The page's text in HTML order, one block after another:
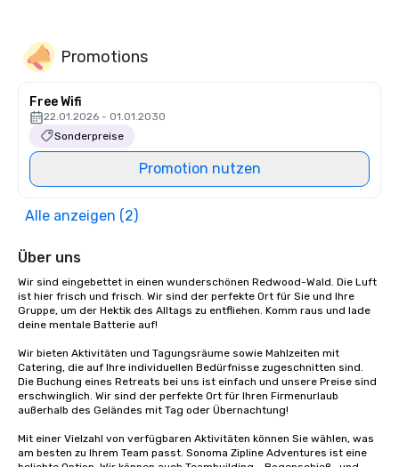
Promotions
Free Wifi
22.01.2026 - 01.01.2030
Sonderpreise
Promotion nutzen
Alle anzeigen (2)
Über uns
Wir sind eingebettet in einen wunderschönen Redwood-Wald. Die Luft
ist hier frisch und frisch. Wir sind der perfekte Ort für Sie und Ihre
Gruppe, um der Hektik des Alltags zu entfliehen. Komm raus und lade
deine mentale Batterie auf!
Wir bieten Aktivitäten und Tagungsräume sowie Mahlzeiten mit
Catering, die auf Ihre individuellen Bedürfnisse zugeschnitten sind.
Die Buchung eines Retreats bei uns ist einfach und unsere Preise sind
erschwinglich. Wir sind der perfekte Ort für Ihren Firmenurlaub
außerhalb des Geländes mit Tag oder Übernachtung!
Mit einer Vielzahl von verfügbaren Aktivitäten können Sie wählen, was
am besten zu Ihrem Team passt. Sonoma Zipline Adventures ist eine